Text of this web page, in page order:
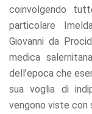
coinvolgendo
particolare
Giovanni da
medica
dell’epoca che
sua voglia di
vengono viste con